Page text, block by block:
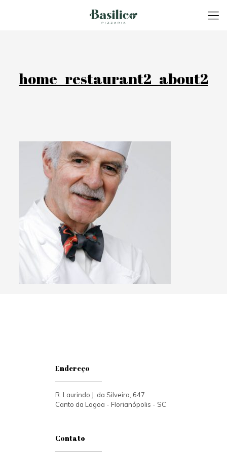
home_restaurant2_about2
Endereço
R. Laurindo J. da Silveira, 647
Canto da Lagoa - Florianópolis - SC
Contato